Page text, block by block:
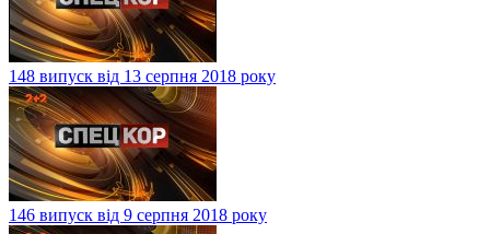
148 випуск від 13 серпня 2018 року
146 випуск від 9 серпня 2018 року